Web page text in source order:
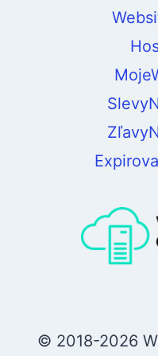
© 2018-2026